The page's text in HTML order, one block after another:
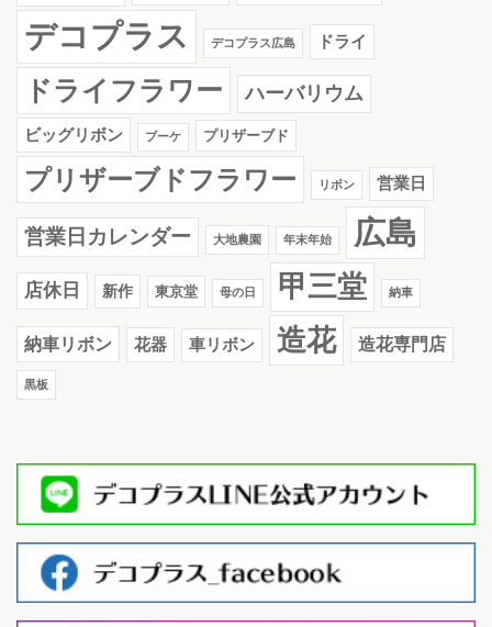
デコプラス デコプラス広島 ドライ
ドライフラワー ハーバリウム
ビッグリボン ブーケ プリザーブド
プリザーブドフラワー リボン 営業日
営業日カレンダー 大地農園 年末年始 広島
店休日 新作 東京堂 母の日 甲三堂 納車
納車リボン 花器 車リボン 造花 造花専門店
黒板